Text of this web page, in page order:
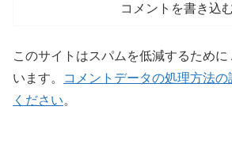
コメントを書き込
このサイトはスパムを低減するために
います。
コメントデータの処理方法
ください。